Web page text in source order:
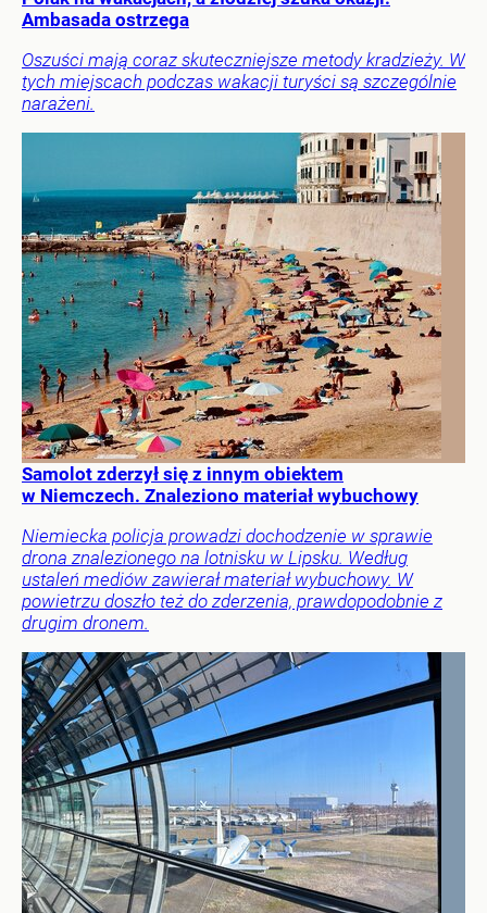
Ambasada ostrzega
Oszuści mają coraz skuteczniejsze metody kradzieży. W
tych miejscach podczas wakacji turyści są szczególnie
narażeni.
Samolot zderzył się z innym obiektem
w Niemczech. Znaleziono materiał wybuchowy
Niemiecka policja prowadzi dochodzenie w sprawie
drona znalezionego na lotnisku w Lipsku. Według
ustaleń mediów zawierał materiał wybuchowy. W
powietrzu doszło też do zderzenia, prawdopodobnie z
drugim dronem.